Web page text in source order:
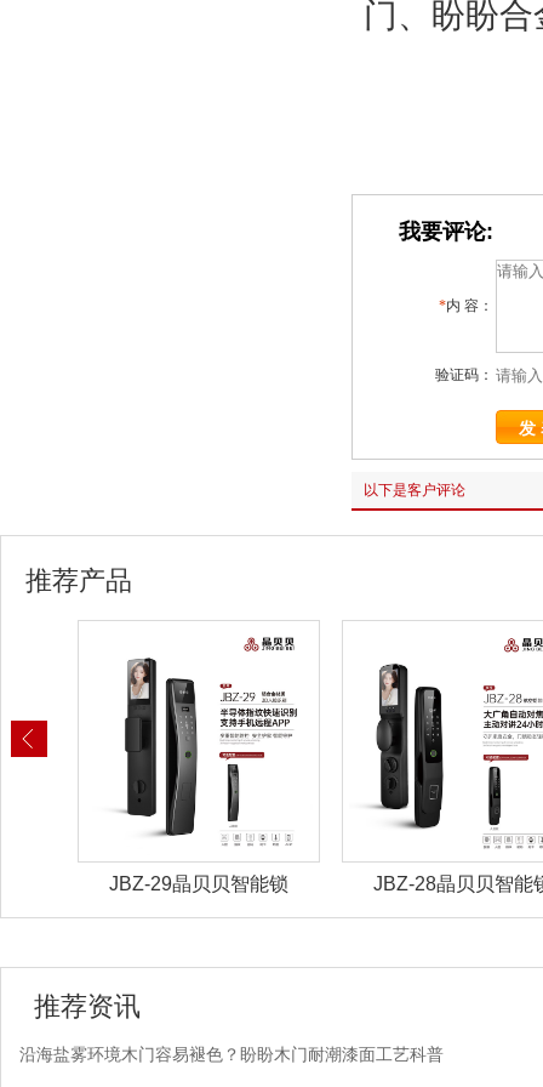
门、盼盼
我要评论:
*内 容：
验证码：
以下是客户评论
推荐产品
JBZ-29晶贝贝智能锁 JBZ-28晶贝贝智能
推荐资讯
沿海盐雾环境木门容易褪色？盼盼木门耐潮漆面工艺科普